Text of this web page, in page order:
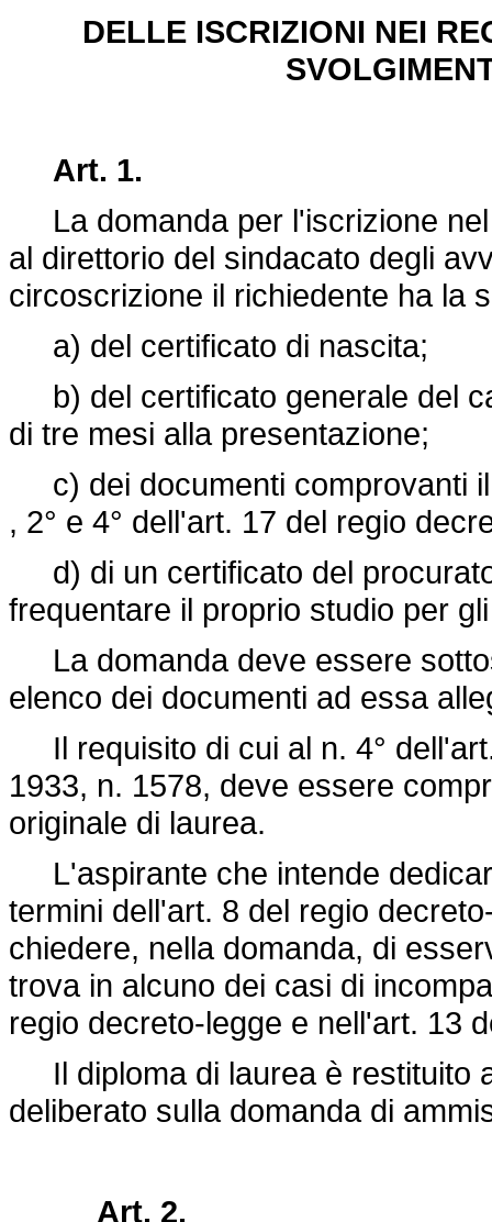
DELLE ISCRIZIONI NEI
Art. 1.
La domanda per l'iscrizione nel
al direttorio del sindacato degli
circoscrizione il richiedente ha la
a) del certificato di nascita;
b) del certificato generale del
di tre mesi alla presentazione;
c) dei documenti comprovanti il
, 2° e 4° dell'art. 17 del regio
d) di un certificato del
frequentare il proprio studio per
La domanda deve essere
elenco dei documenti ad essa
Il requisito di cui al n. 4°
1933, n. 1578, deve essere
originale di laurea.
L'aspirante che intende
termini dell'art. 8 del regio
chiedere, nella domanda, di
trova in alcuno dei casi di
regio decreto-legge e nell'art. 13
Il diploma di laurea è restituito
deliberato sulla domanda di
Art. 2.